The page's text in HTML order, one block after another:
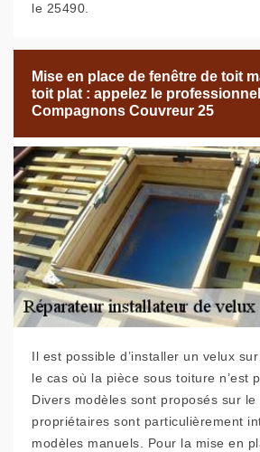
le 25490.
Mise en place de fenêtre de toit
toit plat : appelez le
Compagnons Couvreur 25
Il est possible d’installer un velux
le cas où la pièce sous toiture n’est
Divers modèles sont proposés sur
propriétaires sont particulièrement
modèles manuels. Pour la mise en